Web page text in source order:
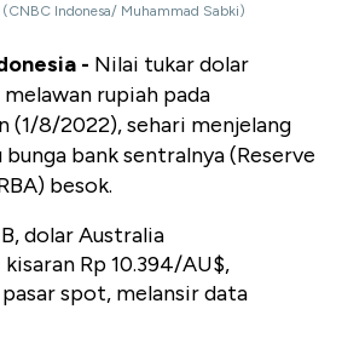
(CNBC Indonesa/ Muhammad Sabki)
- Nilai tukar dolar
rupiah pada
(1/8/2022), sehari menjelang
bunga bank sentralnya (Reserve
besok.
dolar Australia
Rp 10.394/AU$,
spot, melansir data